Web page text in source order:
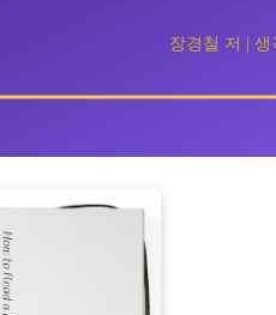
장경철 저 | 생